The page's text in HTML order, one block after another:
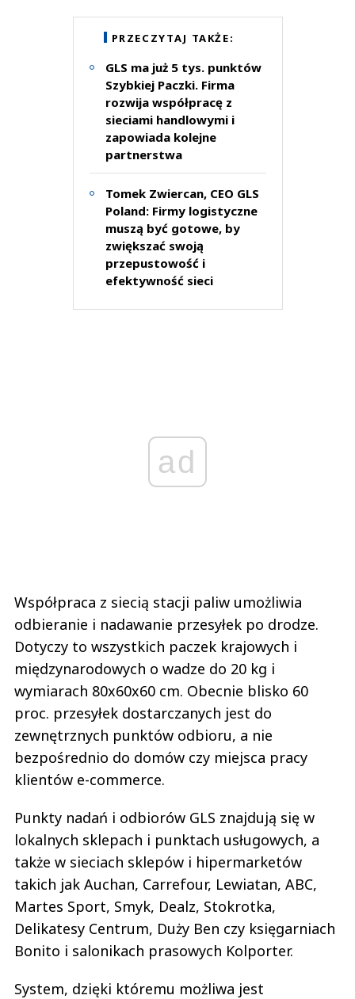
PRZECZYTAJ TAKŻE:
GLS ma już 5 tys. punktów
Szybkiej Paczki. Firma
rozwija współpracę z
sieciami handlowymi i
zapowiada kolejne
partnerstwa
Tomek Zwiercan, CEO GLS
Poland: Firmy logistyczne
muszą być gotowe, by
zwiększać swoją
przepustowość i
efektywność sieci
ad
Współpraca z siecią stacji paliw umożliwia
odbieranie i nadawanie przesyłek po drodze.
Dotyczy to wszystkich paczek krajowych i
międzynarodowych o wadze do 20 kg i
wymiarach 80x60x60 cm. Obecnie blisko 60
proc. przesyłek dostarczanych jest do
zewnętrznych punktów odbioru, a nie
bezpośrednio do domów czy miejsca pracy
klientów e-commerce.
Punkty nadań i odbiorów GLS znajdują się w
lokalnych sklepach i punktach usługowych, a
także w sieciach sklepów i hipermarketów
takich jak Auchan, Carrefour, Lewiatan, ABC,
Martes Sport, Smyk, Dealz, Stokrotka,
Delikatesy Centrum, Duży Ben czy księgarniach
Bonito i salonikach prasowych Kolporter.
System, dzięki któremu możliwa jest